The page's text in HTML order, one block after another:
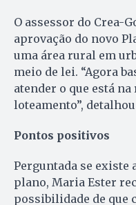
O assessor do Crea-
aprovação do novo
uma área rural em
meio de lei. “Agora
atender o que está
loteamento”,
Pontos positivos
Perguntada se
plano, Maria Ester
possibilidade de que